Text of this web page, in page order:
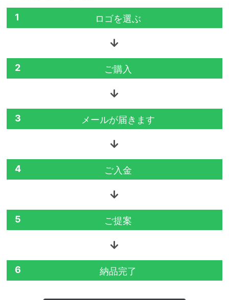
1 ロゴを選ぶ
2 ご購入
3 メールが届きます
4 ご入金
5 ご提案
6 納品完了